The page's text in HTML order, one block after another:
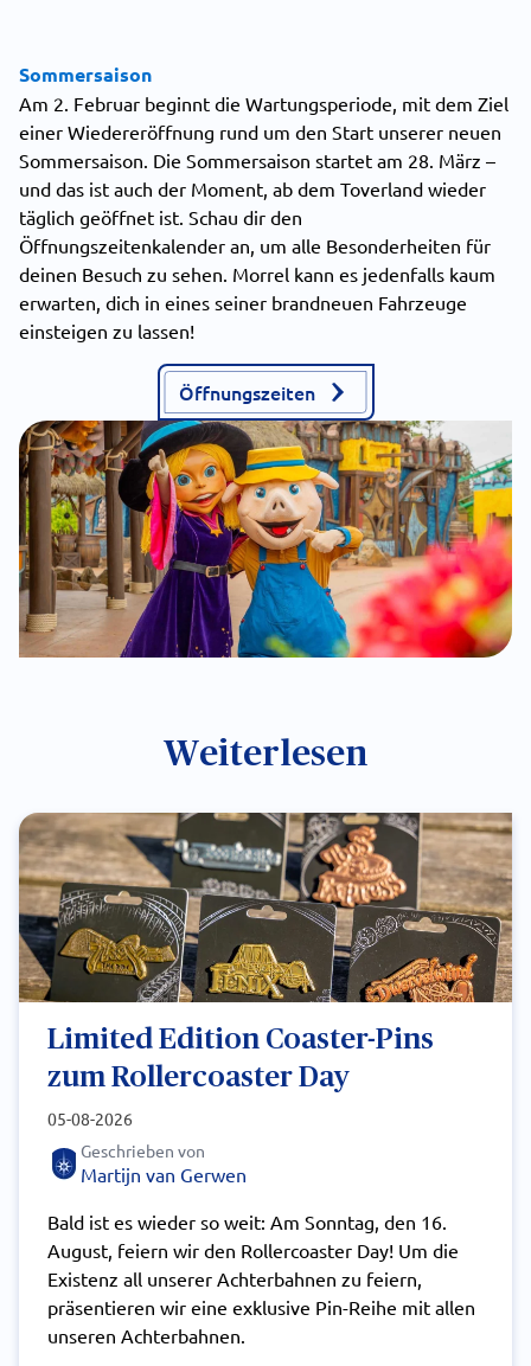
Sommersaison
Am 2. Februar beginnt die Wartungsperiode, mit dem Ziel
einer Wiedereröffnung rund um den Start unserer neuen
Sommersaison. Die Sommersaison startet am 28. März –
und das ist auch der Moment, ab dem Toverland wieder
täglich geöffnet ist. Schau dir den
Öffnungszeitenkalender an, um alle Besonderheiten für
deinen Besuch zu sehen. Morrel kann es jedenfalls kaum
erwarten, dich in eines seiner brandneuen Fahrzeuge
einsteigen zu lassen!
Öffnungszeiten
Weiterlesen
Limited Edition Coaster-Pins
zum Rollercoaster Day
05-08-2026
Geschrieben von
Martijn van Gerwen
Bald ist es wieder so weit: Am Sonntag, den 16.
August, feiern wir den Rollercoaster Day! Um die
Existenz all unserer Achterbahnen zu feiern,
präsentieren wir eine exklusive Pin-Reihe mit allen
unseren Achterbahnen.